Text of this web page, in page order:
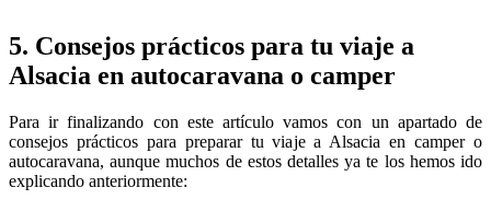
5. Consejos prácticos para tu viaje a
Alsacia en autocaravana o camper
Para ir finalizando con este artículo vamos con un apartado de
consejos prácticos para preparar tu viaje a Alsacia en camper o
autocaravana, aunque muchos de estos detalles ya te los hemos ido
explicando anteriormente: